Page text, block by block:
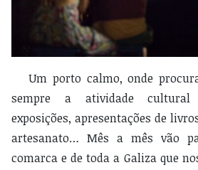
Um porto calmo, onde
sempre a atividade cultural
exposições, apresentações de
artesanato… Mês a mês vão
comarca e de toda a Galiza que